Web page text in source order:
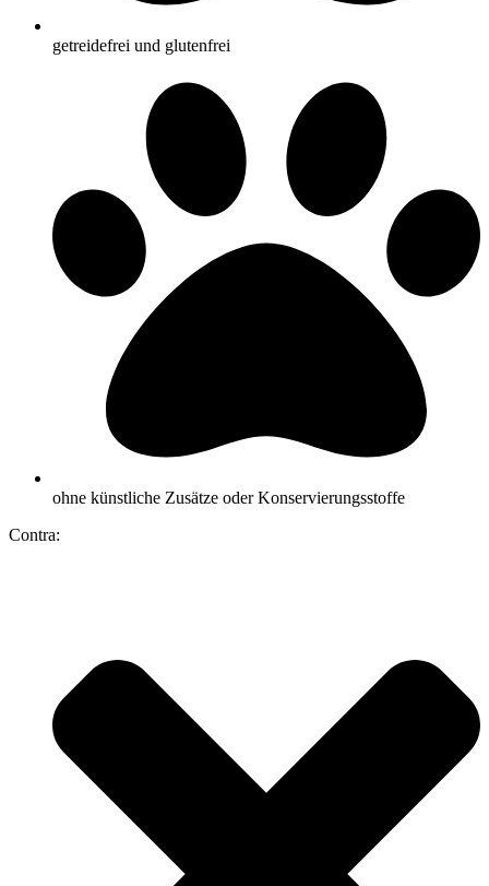
getreidefrei und glutenfrei
ohne künstliche Zusätze oder Konservierungsstoffe
Contra: